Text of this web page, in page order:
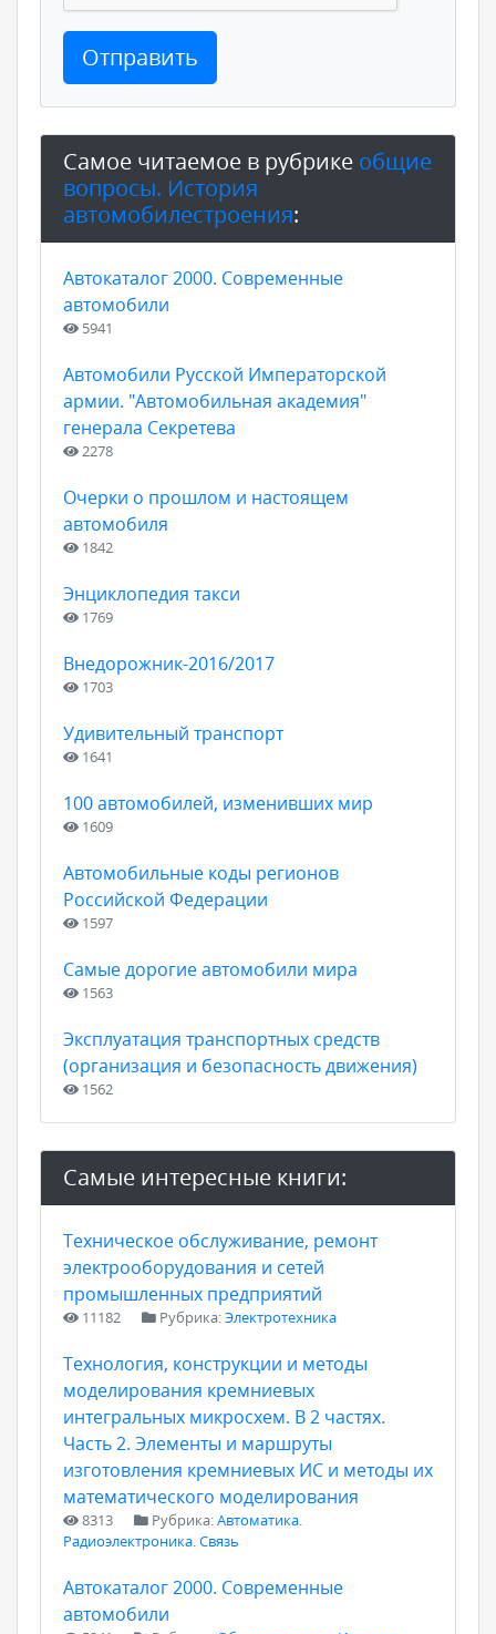
Отправить
Самое читаемое в рубрике общие
вопросы. История
автомобилестроения:
Автокаталог 2000. Современные
автомобили
5941
Автомобили Русской Императорской
армии. "Автомобильная академия"
генерала Секретева
2278
Очерки о прошлом и настоящем
автомобиля
1842
Энциклопедия такси
1769
Внедорожник-2016/2017
1703
Удивительный транспорт
1641
100 автомобилей, изменивших мир
1609
Автомобильные коды регионов
Российской Федерации
1597
Самые дорогие автомобили мира
1563
Эксплуатация транспортных средств
(организация и безопасность движения)
1562
Самые интересные книги:
Техническое обслуживание, ремонт
электрооборудования и сетей
промышленных предприятий
11182 Рубрика:Электротехника
Технология, конструкции и методы
моделирования кремниевых
интегральных микросхем. В 2 частях.
Часть 2. Элементы и маршруты
изготовления кремниевых ИС и методы их
математического моделирования
8313 Рубрика:Автоматика.
Радиоэлектроника. Связь
Автокаталог 2000. Современные
автомобили